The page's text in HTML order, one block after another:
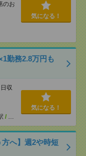
のお
気になる！
勤務2.8万円も
収
/ …
気になる！
方へ】週2や時短